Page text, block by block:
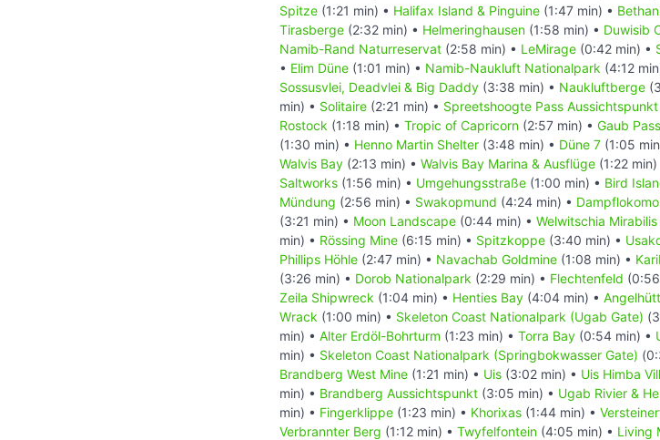
Spitze (1:21 min) • Halifax Island & Pinguine (1:47 min) •
Tirasberge (2:32 min) • Helmeringhausen (1:58 min) • Duwisib
Namib-Rand Naturreservat (2:58 min) • LeMirage (0:42 min) •
• Elim Düne (1:01 min) • Namib-Naukluft Nationalpark (4:12
Sossusvlei, Deadvlei & Big Daddy (3:38 min) • Naukluftberge
min) • Solitaire (2:21 min) • Spreetshoogte Pass Aussichtspunkt
Rostock (1:18 min) • Tropic of Capricorn (2:57 min) • Gaub Pass
(1:30 min) • Henno Martin Shelter (3:48 min) • Düne 7 (1:05
Walvis Bay (2:13 min) • Walvis Bay Marina & Ausflüge (1:22 min)
Saltworks (1:56 min) • Umgehungsstraße (1:00 min) • Bird
Mündung (2:56 min) • Swakopmund (4:24 min) •
(3:21 min) • Moon Landscape (0:44 min) • Welwitschia Mirabilis
min) • Rössing Mine (6:15 min) • Spitzkoppe (3:40 min) •
Phillips Höhle (2:47 min) • Navachab Goldmine (1:08 min) •
(3:26 min) • Dorob Nationalpark (2:29 min) • Flechtenfeld
Zeila Shipwreck (1:04 min) • Henties Bay (4:04 min) •
Wrack (1:00 min) • Skeleton Coast Nationalpark (Ugab Gate)
min) • Alter Erdöl-Bohrturm (1:23 min) • Torra Bay (0:54 min) •
min) • Skeleton Coast Nationalpark (Springbokwasser Gate)
Brandberg West Mine (1:21 min) • Uis (3:02 min) • Uis Himba
min) • Brandberg Aussichtspunkt (3:05 min) • Ugab Rivier &
min) • Fingerklippe (1:23 min) • Khorixas (1:44 min) •
Verbrannter Berg (1:12 min) • Twyfelfontein (4:05 min) • Living